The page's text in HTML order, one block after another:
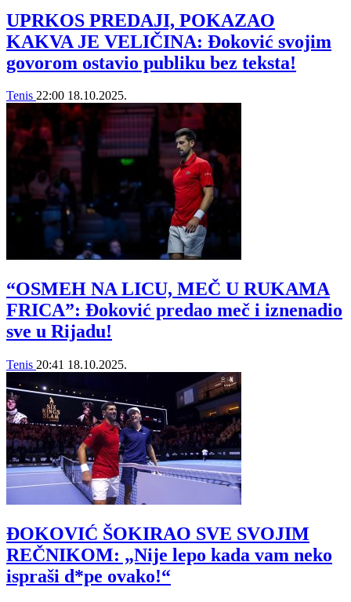
UPRKOS PREDAJI, POKAZAO
KAKVA JE VELIČINA: Đoković svojim
govorom ostavio publiku bez teksta!
Tenis 22:00 18.10.2025.
“OSMEH NA LICU, MEČ U RUKAMA
FRICA”: Đoković predao meč i iznenadio
sve u Rijadu!
Tenis 20:41 18.10.2025.
ĐOKOVIĆ ŠOKIRAO SVE SVOJIM
REČNIKOM: „Nije lepo kada vam neko
ispraši d*pe ovako!“